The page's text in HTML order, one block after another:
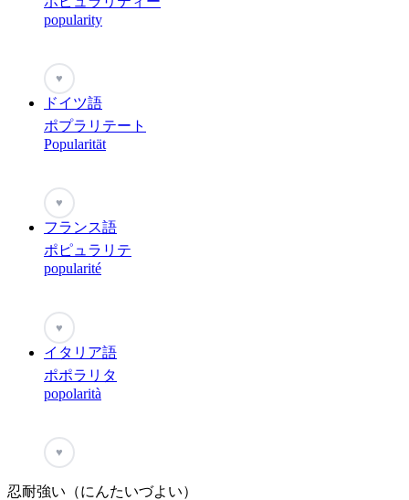
popularity
♥
ドイツ語
ポプラリテート
Popularität
♥
フランス語
ポピュラリテ
popularité
♥
イタリア語
ポポラリタ
popolarità
♥
忍耐強い（にんたいづよい）